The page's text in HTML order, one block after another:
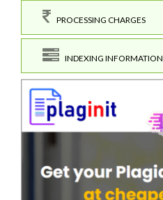
PROCESSING CHARGES
INDEXING INFORMATION